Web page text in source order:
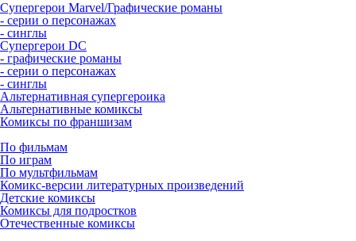
Супергерои Marvel/Графические романы
- серии о персонажах
- синглы
Супергерои DC
- графические романы
- серии о персонажах
- синглы
Альтернативная супергероика
Альтернативные комиксы
Комиксы по франшизам
По фильмам
По играм
По мультфильмам
Комикс-версии литературных произведений
Детские комиксы
Комиксы для подростков
Отечественные комиксы